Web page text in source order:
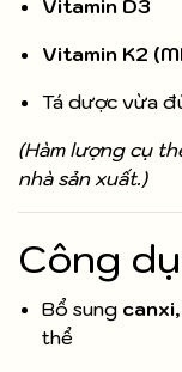
Vitamin D3
Vitamin K2
Tá dược vừa
(Hàm lượng cụ
nhà sản xuất.)
Công
Bổ sung
thể